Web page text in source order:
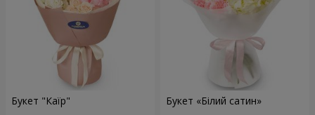
Букет "Каїр" Букет «Білий сатин»